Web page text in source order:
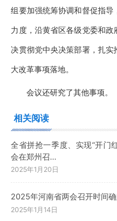
组要加强统筹协调和督促指
力度，沿黄省区各级党委和
决贯彻党中央决策部署，扎
大改革事项落地。
会议还研究了其他事项。
相关阅读
全省拼抢一季度、实现“开门
会在郑州召…
2025年1月20日
2025年河南省两会召开时间
2025年1月14日